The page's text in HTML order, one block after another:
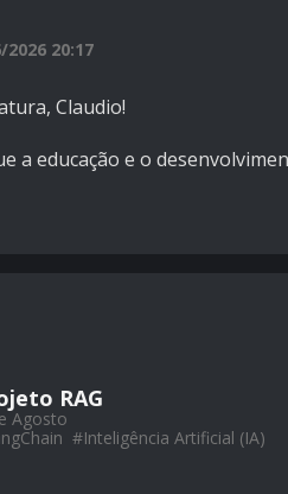
20:17
Claudio!
a educação e o
RAG
Agosto
#Inteligência Artificial (IA)